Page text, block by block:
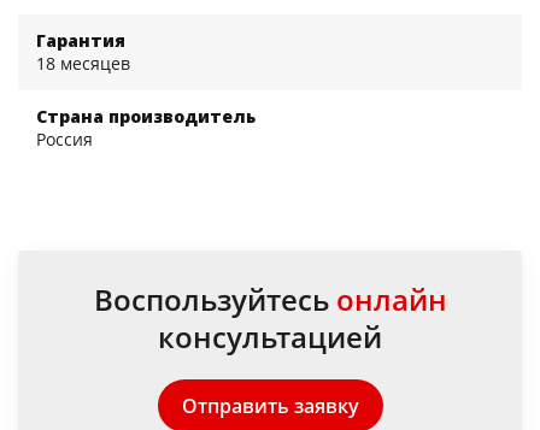
Гарантия
18 месяцев
Страна производитель
Россия
Воспользуйтесь онлайн
консультацией
Отправить заявку